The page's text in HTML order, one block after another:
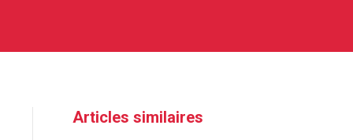
Articles similaires